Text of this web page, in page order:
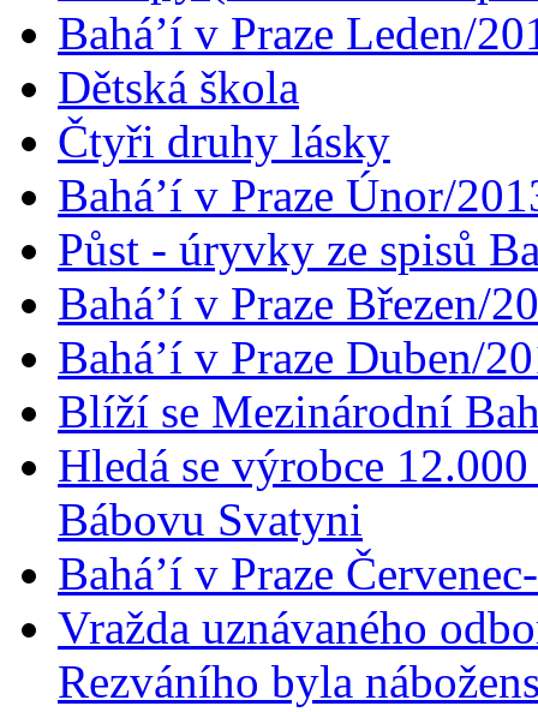
Bahá’í v Praze Leden/
Dětská škola
Čtyři druhy lásky
Bahá’í v Praze Únor/
Půst - úryvky ze spisů
Bahá’í v Praze Březen/
Bahá’í v Praze Duben/
Blíží se Mezinárodní
Hledá se výrobce
Bábovu Svatyni
Bahá’í v Praze
Vražda uznávaného
Rezváního byla